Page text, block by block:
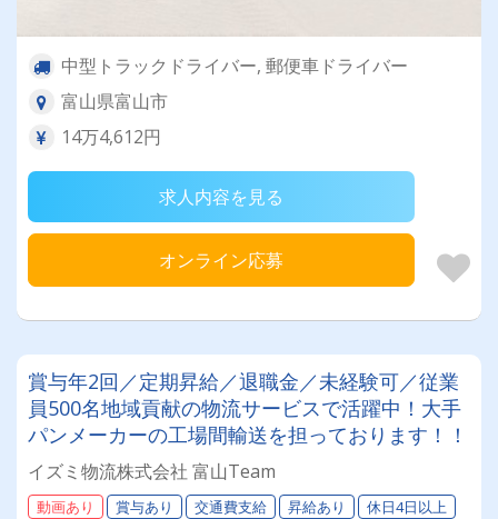
中型トラックドライバー, 郵便車ドライバー
富山県富山市
14万4,612円
求人内容を見る
オンライン応募
賞与年2回／定期昇給／退職金／未経験可／従業
員500名地域貢献の物流サービスで活躍中！大手
パンメーカーの工場間輸送を担っております！！
イズミ物流株式会社 富山Team
動画あり 賞与あり 交通費支給 昇給あり 休日4日以上